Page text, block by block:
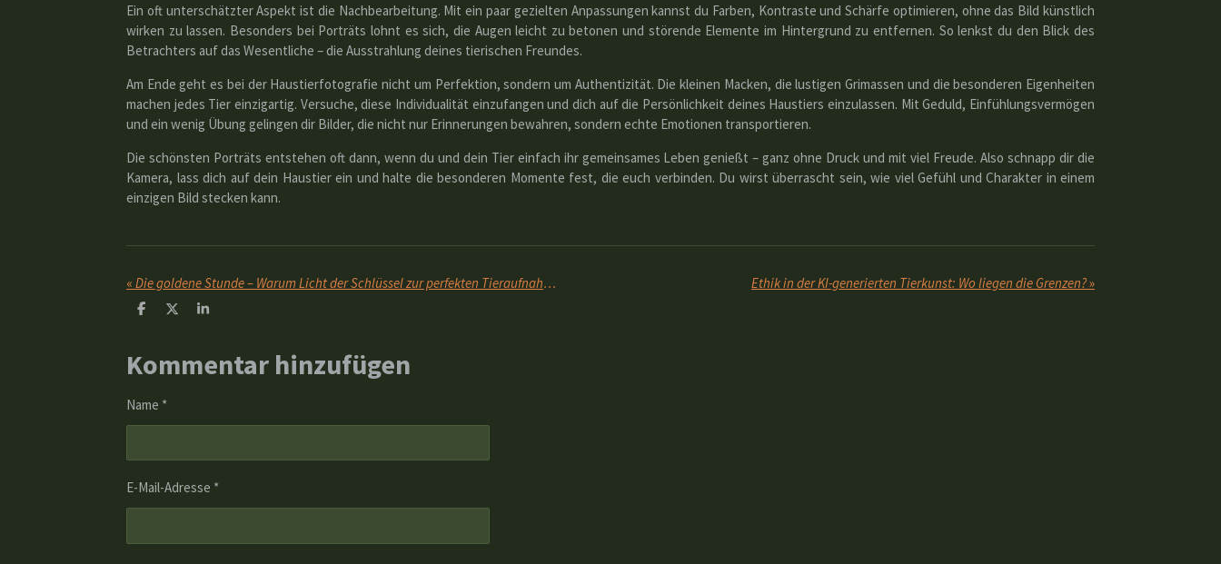
Ein oft unterschätzter Aspekt ist die Nachbearbeitung. Mit ein paar gezielten Anpassungen kannst du Farben, Kontraste und Schärfe optimieren, ohne das Bild künstlich
wirken zu lassen. Besonders bei Porträts lohnt es sich, die Augen leicht zu betonen und störende Elemente im Hintergrund zu entfernen. So lenkst du den Blick des
Betrachters auf das Wesentliche – die Ausstrahlung deines tierischen Freundes.
Am Ende geht es bei der Haustierfotografie nicht um Perfektion, sondern um Authentizität. Die kleinen Macken, die lustigen Grimassen und die besonderen Eigenheiten
machen jedes Tier einzigartig. Versuche, diese Individualität einzufangen und dich auf die Persönlichkeit deines Haustiers einzulassen. Mit Geduld, Einfühlungsvermögen
und ein wenig Übung gelingen dir Bilder, die nicht nur Erinnerungen bewahren, sondern echte Emotionen transportieren.
Die schönsten Porträts entstehen oft dann, wenn du und dein Tier einfach ihr gemeinsames Leben genießt – ganz ohne Druck und mit viel Freude. Also schnapp dir die
Kamera, lass dich auf dein Haustier ein und halte die besonderen Momente fest, die euch verbinden. Du wirst überrascht sein, wie viel Gefühl und Charakter in einem
einzigen Bild stecken kann.
« Die goldene Stunde – Warum Licht der Schlüssel zur perfekten Tieraufnahme ist Ethik in der KI-generierten Tierkunst: Wo liegen die Grenzen?»
T
l
e
T
e
T
e
Kommentar hinzufügen
Name *
E-Mail-Adresse *